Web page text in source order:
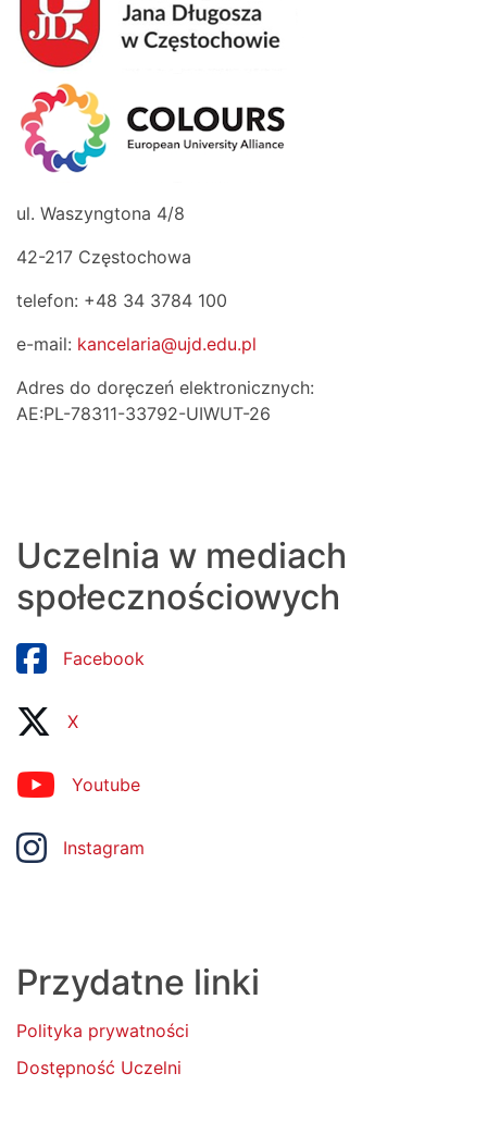
ul. Waszyngtona 4/8
42-217 Częstochowa
telefon: +48 34 3784 100
e-mail: kancelaria@ujd.edu.pl
Adres do doręczeń elektronicznych:
AE:PL-78311-33792-UIWUT-26
Uczelnia w mediach
społecznościowych
Facebook
X
Youtube
Instagram
Przydatne linki
Polityka prywatności
Dostępność Uczelni